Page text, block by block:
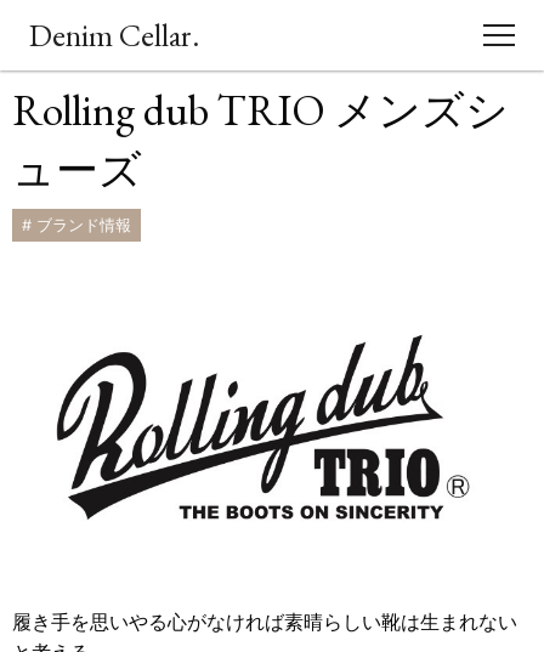
Denim Cellar.
CONCEPT
EVENT
BLOG
SHOPPING
Rolling dub TRIO メンズシ
ューズ
# ブランド情報
履き手を思いやる心がなければ素晴らしい靴は生まれない